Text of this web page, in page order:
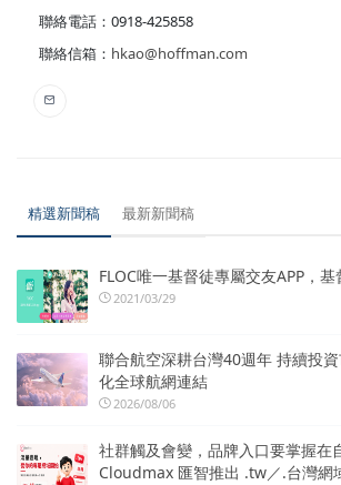
聯絡電話：0918-425858
聯絡信箱： hkao@hoffman.com
精選新聞稿 最新新聞稿
FLOC唯一基督徒專屬交友APP，
2021/03/29
聯合航空深耕台灣40週年 持續投
化全球航網連結
2026/08/06
社群觸及會變，品牌入口要掌握在
Cloudmax 匯智推出 .tw／.台灣網